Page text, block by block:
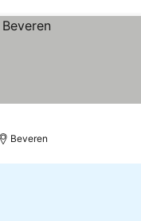
Beveren